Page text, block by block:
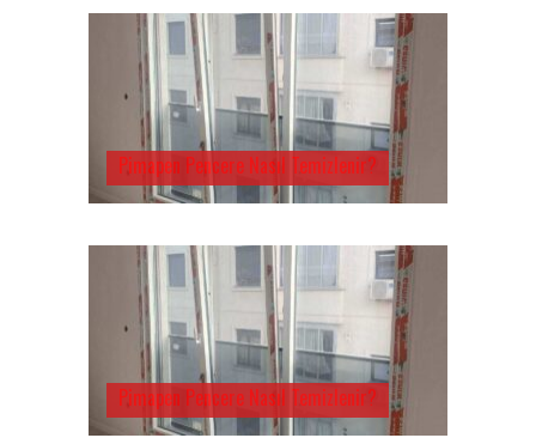
Pimapen Pencere Nasıl Temizlenir?
Pimapen Pencere Nasıl Temizlenir?